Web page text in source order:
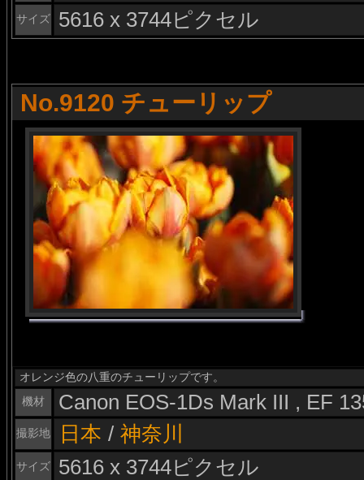
サイズ 5616 x 3744ピクセル
No.9120 チューリップ
オレンジ色の八重のチューリップです。
機材
Canon EOS-1Ds Mark III , EF
撮影地 日本 / 神奈川
サイズ 5616 x 3744ピクセル